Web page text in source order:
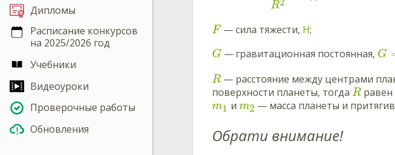
Дипломы
Расписание конкурсов
на 2025/2026 год
Учебники
Видеоуроки
Проверочные работы
Обновления
R
F — сила тяжести, Н;
G — гравитационная постоянная, G
R — расстояние между центрами
поверхности планеты, тогда R равен
m1 и m2 — масса планеты и
Обрати внимание!